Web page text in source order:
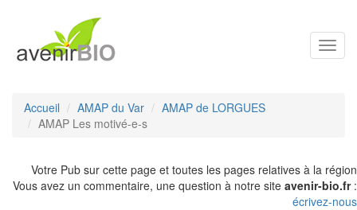
Accueil AMAP du Var
AMAP de LORGUES
AMAP Les motivé-e-s
Votre Pub sur cette page et toutes les pages relatives à la région
Vous avez un commentaire, une question à notre site avenir-bio.fr:
écrivez-nous